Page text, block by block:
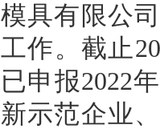
模具有限公
工作。截止
已申报2022
新示范企业